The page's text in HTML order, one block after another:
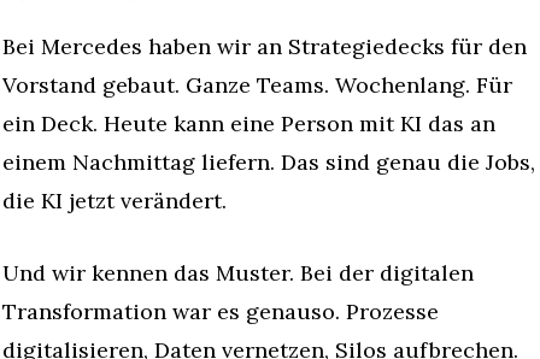
Bei Mercedes haben wir an Strategiedecks für den
Vorstand gebaut. Ganze Teams. Wochenlang. Für
ein Deck. Heute kann eine Person mit KI das an
einem Nachmittag liefern. Das sind genau die Jobs,
die KI jetzt verändert.
Und wir kennen das Muster. Bei der digitalen
Transformation war es genauso. Prozesse
digitalisieren, Daten vernetzen, Silos aufbrechen.